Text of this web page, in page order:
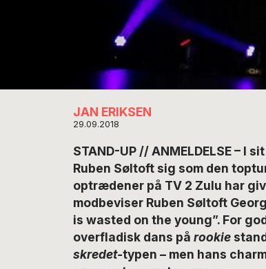
JAN ERIKSEN
29.09.2018
STAND-UP // ANMELDELSE – I
Ruben Søltoft sig som den
optrædener på TV 2 Zulu har
modbeviser Ruben Søltoft
is wasted on the young”. For
overfladisk dans på rookie
skredet-typen – men hans